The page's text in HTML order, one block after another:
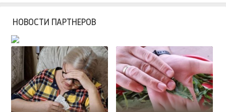
НОВОСТИ ПАРТНЕРОВ